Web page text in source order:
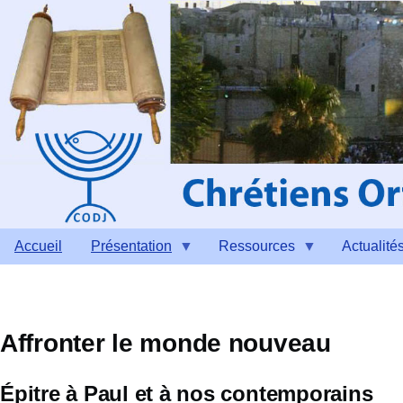
Aller au contenu principal
Accueil Présentation Ressources
Affronter le monde nouveau
Épitre à Paul et à nos contemporains